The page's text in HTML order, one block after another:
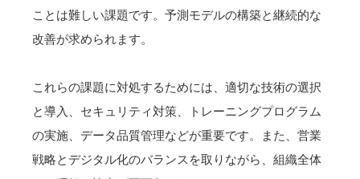
ことは難しい課題です。予測モデルの構築と継続的な
改善が求められます。
これらの課題に対処するためには、適切な技術の選択
と導入、セキュリティ対策、トレーニングプログラム
の実施、データ品質管理などが重要です。また、営業
戦略とデジタル化のバランスを取りながら、組織全体